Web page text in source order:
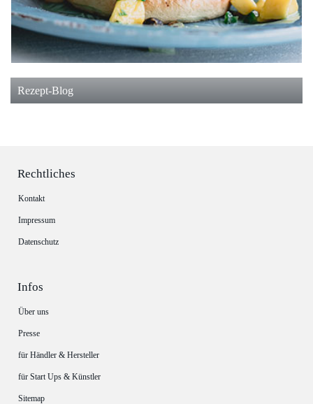
Rezept-Blog
Rechtliches
Kontakt
Impressum
Datenschutz
Infos
Über uns
Presse
für Händler & Hersteller
für Start Ups & Künstler
Sitemap